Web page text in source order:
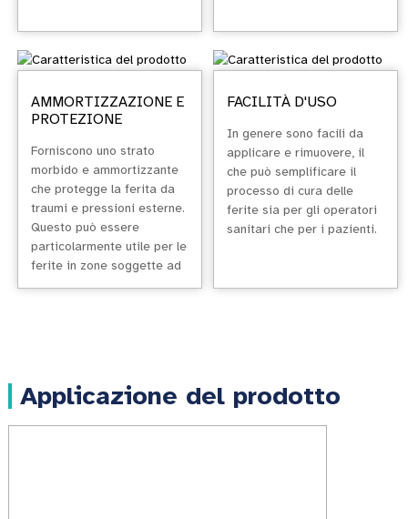
macerazione della cute
AMMORTIZZAZIONE E
PROTEZIONE
Forniscono uno strato
morbido e ammortizzante
che protegge la ferita da
traumi e pressioni esterne.
Questo può essere
particolarmente utile per le
ferite in zone soggette ad
attrito o pressione.
FACILITÀ D'USO
In genere sono facili da
applicare e rimuovere, il
che può semplificare il
processo di cura delle
ferite sia per gli operatori
sanitari che per i pazienti.
Applicazione del prodotto